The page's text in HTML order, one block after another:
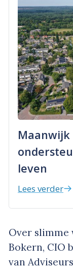
Maanwijk
leven
Lees verder
Over slimme
Bokern, CIO
van